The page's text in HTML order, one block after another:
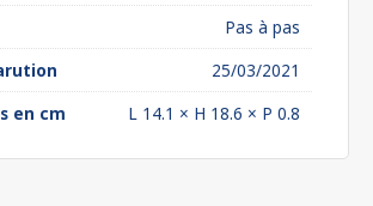
Pas à pas
25/03/2021
en cm
L 14.1 × H 18.6 × P 0.8